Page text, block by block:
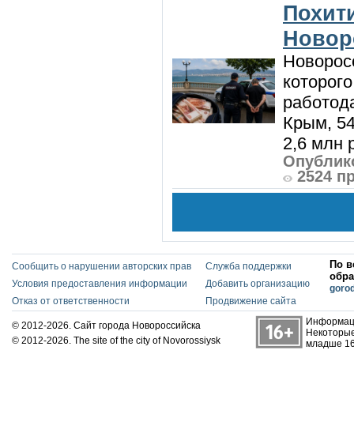
Крым,
2,6 млн
2524
Сообщить о нарушении авторских прав
Условия предоставления информации
Отказ от ответственности
Служба поддержки
Добавить организацию
Продвижение сайта
По
© 2012-2026. Сайт города Новороссийска
© 2012-2026. The site of the city of Novorossiysk
младше